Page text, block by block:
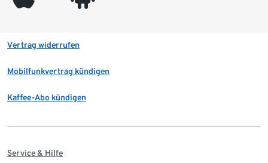
Vertrag widerrufen
Mobilfunkvertrag kündigen
Kaffee-Abo kündigen
Service & Hilfe